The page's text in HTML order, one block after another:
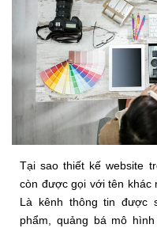
Tại sao thiết kế website
còn được gọi với tên khác
Là kênh thông tin được
phẩm, quảng bá mô